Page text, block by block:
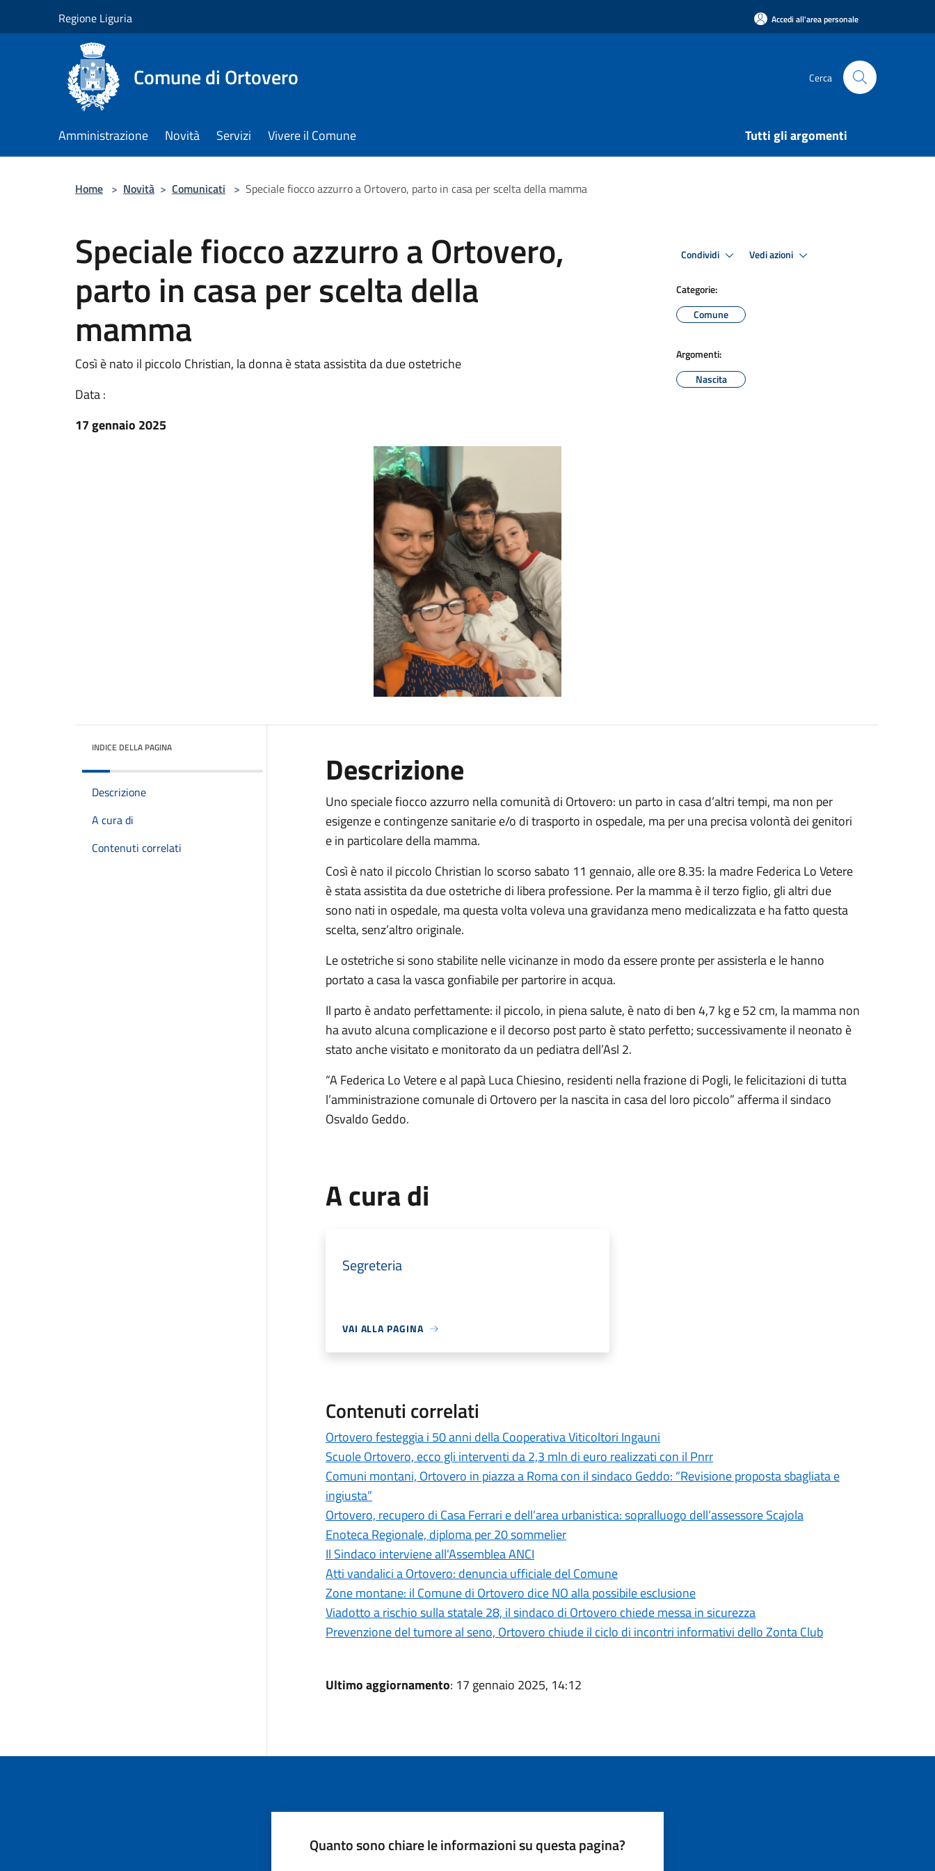
Regione Liguria Accedi all'area personale
Comune di Ortovero Cerca
Amministrazione Novità Servizi Vivere il Comune Tutti gli argomenti
Home > Novità > Comunicati > Speciale fiocco azzurro a Ortovero, parto in casa per scelta della mamma
Speciale fiocco azzurro a Ortovero,
parto in casa per scelta della
mamma
Così è nato il piccolo Christian, la donna è stata assistita da due ostetriche
Data :
17 gennaio 2025
Condividi Vedi azioni
Categorie:
Comune
Argomenti:
Nascita
INDICE DELLA PAGINA
Descrizione
A cura di
Contenuti correlati
Descrizione
Uno speciale fiocco azzurro nella comunità di Ortovero: un parto in casa d’altri tempi, ma non per
esigenze e contingenze sanitarie e/o di trasporto in ospedale, ma per una precisa volontà dei genitori
e in particolare della mamma.
Così è nato il piccolo Christian lo scorso sabato 11 gennaio, alle ore 8.35: la madre Federica Lo Vetere
è stata assistita da due ostetriche di libera professione. Per la mamma è il terzo figlio, gli altri due
sono nati in ospedale, ma questa volta voleva una gravidanza meno medicalizzata e ha fatto questa
scelta, senz’altro originale.
Le ostetriche si sono stabilite nelle vicinanze in modo da essere pronte per assisterla e le hanno
portato a casa la vasca gonfiabile per partorire in acqua.
Il parto è andato perfettamente: il piccolo, in piena salute, è nato di ben 4,7 kg e 52 cm, la mamma non
ha avuto alcuna complicazione e il decorso post parto è stato perfetto; successivamente il neonato è
stato anche visitato e monitorato da un pediatra dell’Asl 2.
“A Federica Lo Vetere e al papà Luca Chiesino, residenti nella frazione di Pogli, le felicitazioni di tutta
l’amministrazione comunale di Ortovero per la nascita in casa del loro piccolo” afferma il sindaco
Osvaldo Geddo.
A cura di
Segreteria
VAI ALLA PAGINA
Contenuti correlati
Ortovero festeggia i 50 anni della Cooperativa Viticoltori Ingauni
Scuole Ortovero, ecco gli interventi da 2,3 mln di euro realizzati con il Pnrr
Comuni montani, Ortovero in piazza a Roma con il sindaco Geddo: “Revisione proposta sbagliata e
ingiusta”
Ortovero, recupero di Casa Ferrari e dell’area urbanistica: sopralluogo dell’assessore Scajola
Enoteca Regionale, diploma per 20 sommelier
Il Sindaco interviene all'Assemblea ANCI
Atti vandalici a Ortovero: denuncia ufficiale del Comune
Zone montane: il Comune di Ortovero dice NO alla possibile esclusione
Viadotto a rischio sulla statale 28, il sindaco di Ortovero chiede messa in sicurezza
Prevenzione del tumore al seno, Ortovero chiude il ciclo di incontri informativi dello Zonta Club
Ultimo aggiornamento: 17 gennaio 2025, 14:12
Quanto sono chiare le informazioni su questa pagina?